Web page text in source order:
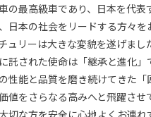
の最高級車であり、日本を代
日本の社会をリードする方々
ュリーは大きな変貌を遂げまし
託された使命は「継承と進化」
性能と品質を磨き続けてきた
値をさらなる高みへと飛躍させ
切な方を安全に心地よくお連